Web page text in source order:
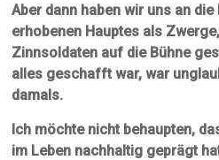
Aber dann haben wir uns an
erhobenen Hauptes als
Zinnsoldaten auf die Bühne
alles geschafft war, war
damals.
Ich möchte nicht behaupten,
im Leben nachhaltig geprägt